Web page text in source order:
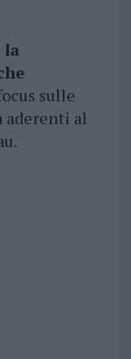
la
sulle
aderenti al